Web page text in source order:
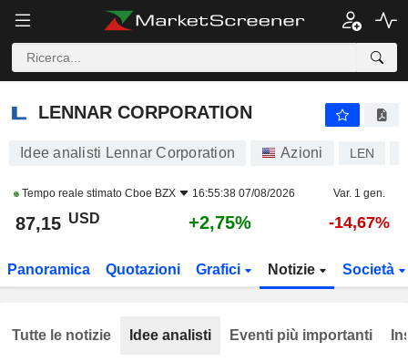
LENNAR CORPORATION
LENNAR CORPORATION
Idee analisti Lennar Corporation Azioni LEN
Tempo reale stimato Cboe BZX 16:55:38 07/08/2026 Var. 1 gen.
87,15 USD +2,75% -14,67%
Panoramica Quotazioni Grafici Notizie Società
Tutte le notizie Idee analisti Eventi più importanti